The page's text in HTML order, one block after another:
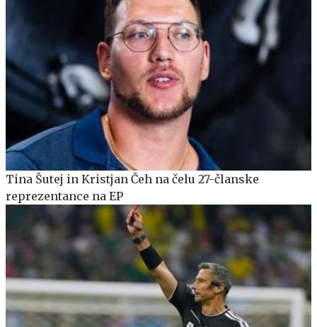
Tina Šutej in Kristjan Čeh na čelu 27-članske
reprezentance na EP